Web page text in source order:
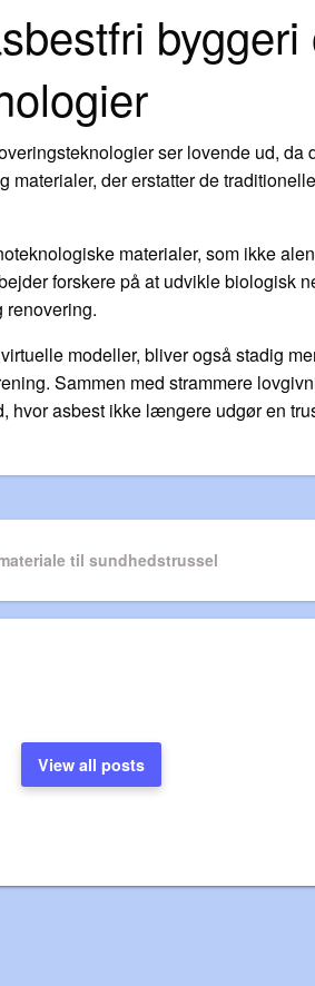
byggeri
ser lovende ud,
materialer, der erstatter de
materialer, som ikke
forskere på at udvikle biologisk
renovering.
modeller, bliver også stadig
Sammen med strammere
hvor asbest ikke længere udgør en
til sundhedstrussel
View all posts